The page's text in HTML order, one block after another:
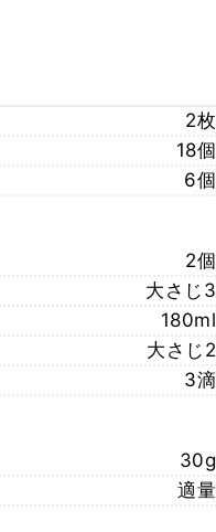
2枚
18個
6個
2個
大さじ3
180ml
大さじ2
3滴
30g
適量